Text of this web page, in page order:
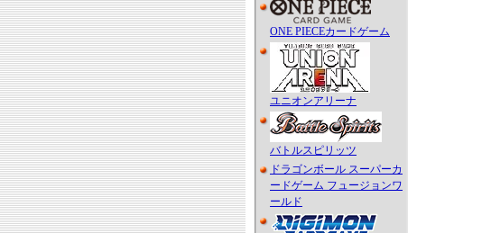
ONE PIECEカードゲーム
ユニオンアリーナ
バトルスピリッツ
ドラゴンボール スーパーカ
ードゲーム フュージョンワ
ールド